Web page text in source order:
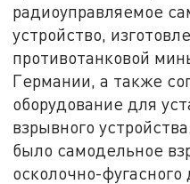
радиоуправляемое
устройство,
противотанковой
Германии, а также
оборудование для
взрывного
было самодельное
осколочно-фугасного